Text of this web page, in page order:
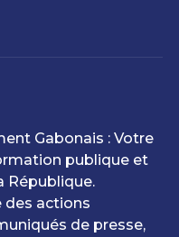
Gabonais : Votre
publique et
République.
des actions
de presse,